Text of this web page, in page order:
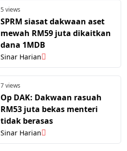
5 views
SPRM siasat dakwaan aset
mewah RM59 juta dikaitkan
dana 1MDB
Sinar Harian
7 views
Op DAK: Dakwaan rasuah
RM53 juta bekas menteri
tidak berasas
Sinar Harian